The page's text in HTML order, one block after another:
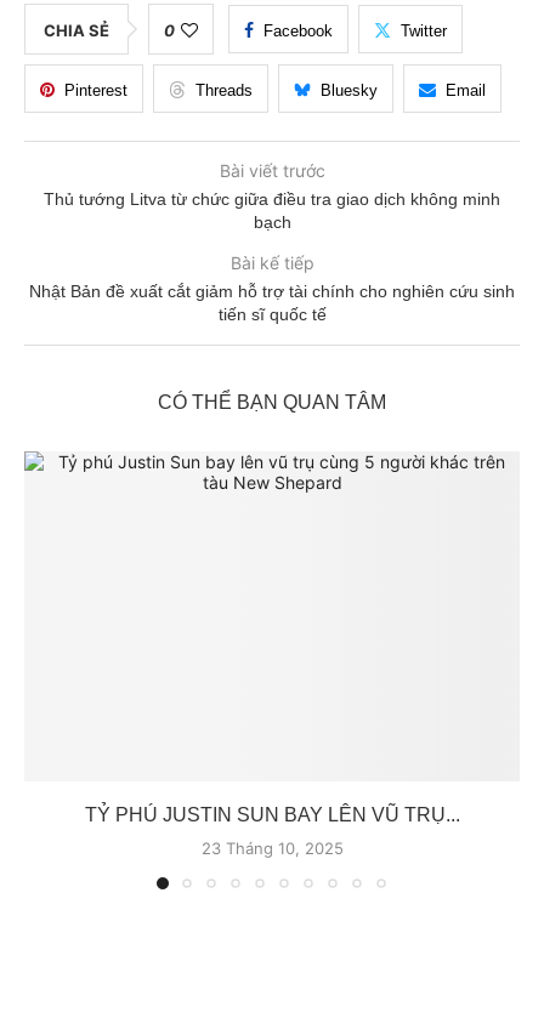
CHIA SẺ 0 Facebook Twitter
Pinterest Threads Bluesky Email
Bài viết trước
Thủ tướng Litva từ chức giữa điều tra giao dịch không minh
bạch
Bài kế tiếp
Nhật Bản đề xuất cắt giảm hỗ trợ tài chính cho nghiên cứu sinh
tiến sĩ quốc tế
CÓ THỂ BẠN QUAN TÂM
TỶ PHÚ JUSTIN SUN BAY LÊN VŨ TRỤ...
23 Tháng 10, 2025